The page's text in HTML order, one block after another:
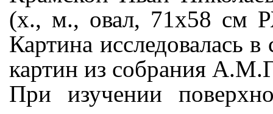
(х., м., овал, 71х58 см
Картина исследовалась в
картин из собрания
При изучении